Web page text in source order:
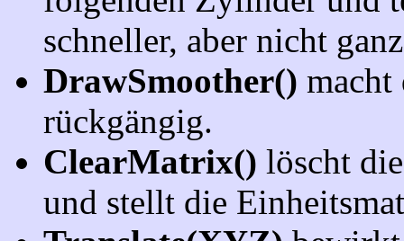
schneller, aber nicht
DrawSmoother() macht
rückgängig.
ClearMatrix() löscht
und stellt die